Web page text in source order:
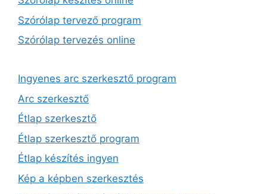
Szórólap tervező program
Szórólap tervezés online
Ingyenes arc szerkesztő program
Arc szerkesztő
Étlap szerkesztő
Étlap szerkesztő program
Étlap készítés ingyen
Kép a képben szerkesztés